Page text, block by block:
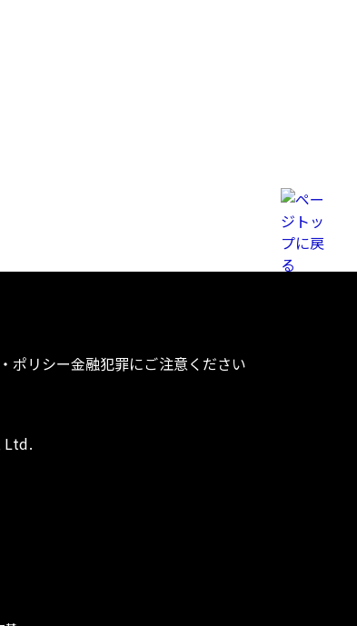
ポリシー金融犯罪にご注意ください
Ltd.